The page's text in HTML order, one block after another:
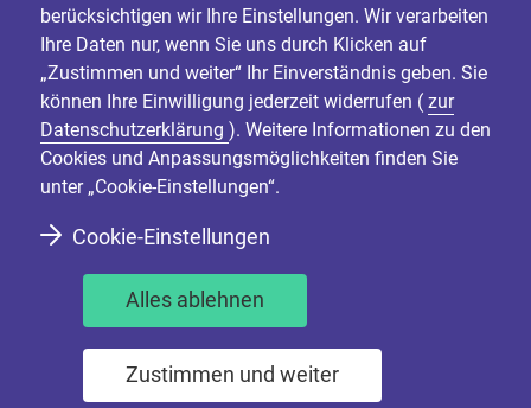
berücksichtigen wir Ihre Einstellungen. Wir verarbeiten
Ihre Daten nur, wenn Sie uns durch Klicken auf
„Zustimmen und weiter“ Ihr Einverständnis geben. Sie
können Ihre Einwilligung jederzeit widerrufen ( zur
Datenschutzerklärung ). Weitere Informationen zu den
Cookies und Anpassungsmöglichkeiten finden Sie
unter „Cookie-Einstellungen“.
Cookie-Einstellungen
Alles ablehnen
Zustimmen und weiter